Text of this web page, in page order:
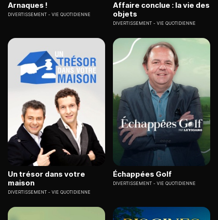
Arnaques !
DIVERTISSEMENT VIE QUOTIDIENNE
Affaire conclue : la vie des
objets
DIVERTISSEMENT VIE QUOTIDIENNE
Un trésor dans votre
maison
DIVERTISSEMENT VIE QUOTIDIENNE
Échappées Golf
DIVERTISSEMENT VIE QUOTIDIENNE